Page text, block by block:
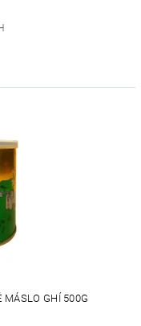
MÁSLO GHÍ 500G